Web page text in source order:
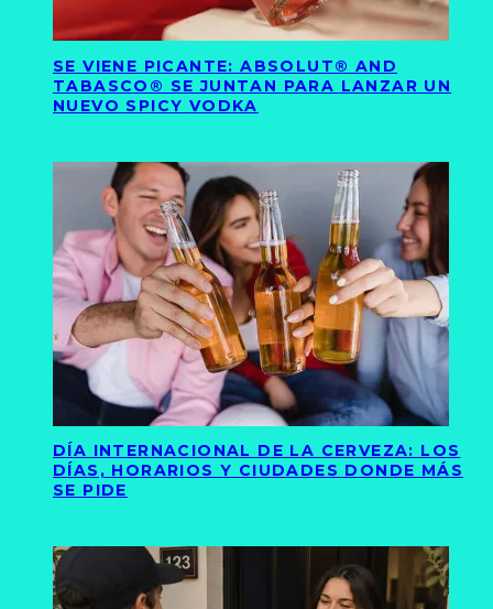
SE VIENE PICANTE: ABSOLUT® AND
TABASCO® SE JUNTAN PARA LANZAR UN
NUEVO SPICY VODKA
DÍA INTERNACIONAL DE LA CERVEZA: LOS
DÍAS, HORARIOS Y CIUDADES DONDE MÁS
SE PIDE